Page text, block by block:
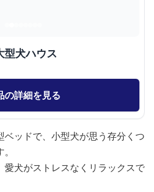
型犬ハウス
の詳細を見る
ベッドで、小型犬が思う存分くつ
愛犬がストレスなくリラックスで